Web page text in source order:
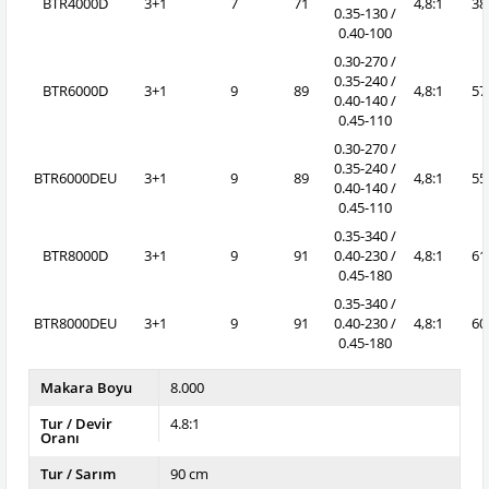
0.35-130 /
0.40-100
BTR6000D 3+1 9 89
0.30-270 /
0.35-240 /
0.40-140 /
0.45-110
4,8:1
BTR6000DEU 3+1 9 89
0.30-270 /
0.35-240 /
0.40-140 /
0.45-110
4,8:1
BTR8000D 3+1 9 91
0.35-340 /
0.40-230 /
0.45-180
4,8:1
BTR8000DEU 3+1 9 91
0.35-340 /
0.40-230 /
0.45-180
4,8:1
Makara Boyu
8.000
Tur / Devir
Oranı
4.8:1
Tur / Sarım 90 cm